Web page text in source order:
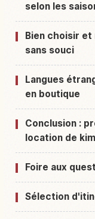
selon les
Bien choisir
sans souci
Langues
en boutique
Conclusion :
location de
Foire aux
Sélection